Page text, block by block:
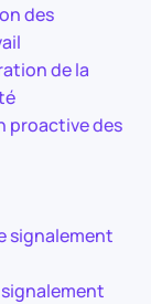
des
de la
proactive des
signalement